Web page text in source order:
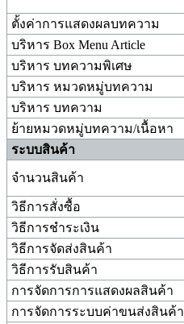
ตั้งค่าการแสดงผลบทความ
บริหาร Box Menu Article
บริหาร บทความพิเศษ
บริหาร หมวดหมู่บทความ
บริหาร บทความ
ย้ายหมวดหมู่บทความ/เนื้อหา
ระบบสินค้า
จำนวนสินค้า
วิธีการสั่งซื้อ
วิธีการชำระเงิน
วิธีการจัดส่งสินค้า
วิธีการรับสินค้า
การจัดการการแสดงผลสินค้า
การจัดการระบบค่าขนส่งสินค้า